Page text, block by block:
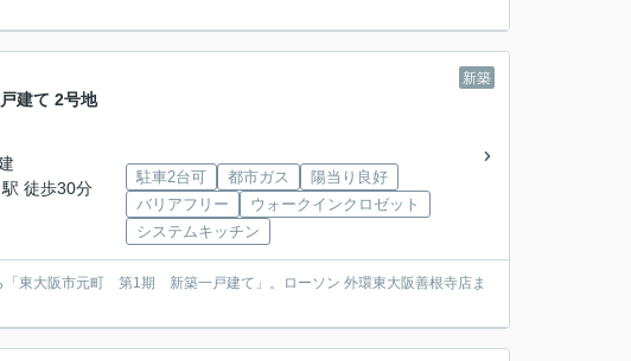
新築
建て 2号地
駅 徒歩30分
駐車2台可 都市ガス
陽当り良好
バリアフリー
ウォークインクロゼット
システムキッチン
「東大阪市元町 第1期 新築一戸建て」。ローソン 外環東大阪善根寺店ま